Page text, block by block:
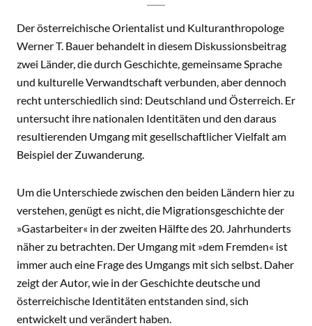
Der österreichische Orientalist und Kulturanthropologe
Werner T. Bauer behandelt in diesem Diskussionsbeitrag
zwei Länder, die durch Geschichte, gemeinsame Sprache
und kulturelle Verwandtschaft verbunden, aber dennoch
recht unterschiedlich sind: Deutschland und Österreich. Er
untersucht ihre nationalen Identitäten und den daraus
resultierenden Umgang mit gesellschaftlicher Vielfalt am
Beispiel der Zuwanderung.
Um die Unterschiede zwischen den beiden Ländern hier zu
verstehen, genügt es nicht, die Migrationsgeschichte der
»Gastarbeiter« in der zweiten Hälfte des 20. Jahrhunderts
näher zu betrachten. Der Umgang mit »dem Fremden« ist
immer auch eine Frage des Umgangs mit sich selbst. Daher
zeigt der Autor, wie in der Geschichte deutsche und
österreichische Identitäten entstanden sind, sich
entwickelt und verändert haben.